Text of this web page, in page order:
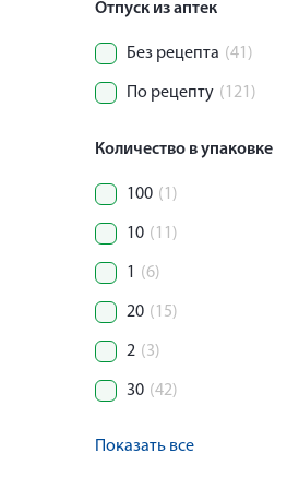
Отпуск из аптек
Без рецепта (41)
По рецепту (121)
Количество в упаковке
100 (1)
10 (11)
1 (6)
20 (15)
2 (3)
30 (42)
Показать все